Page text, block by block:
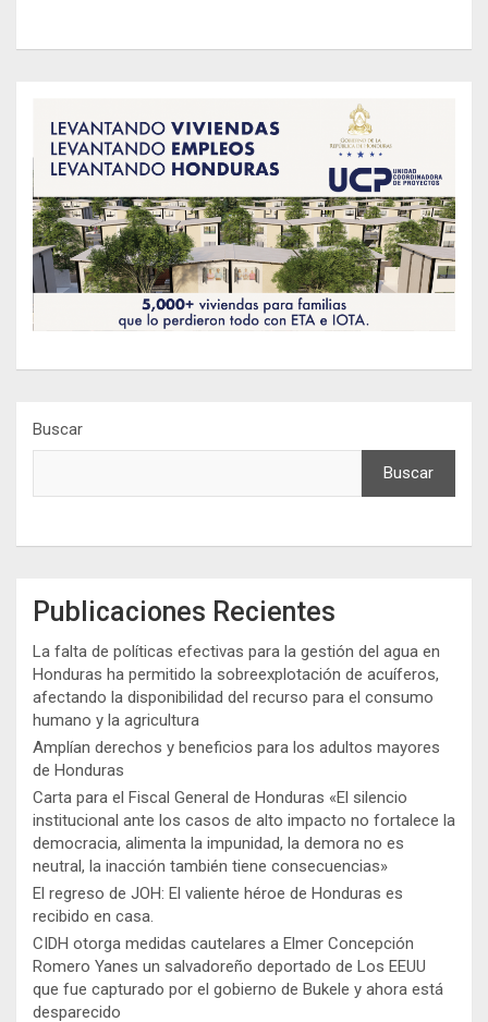
Buscar
Buscar
Publicaciones Recientes
La falta de políticas efectivas para la gestión del agua en
Honduras ha permitido la sobreexplotación de acuíferos,
afectando la disponibilidad del recurso para el consumo
humano y la agricultura
Amplían derechos y beneficios para los adultos mayores
de Honduras
Carta para el Fiscal General de Honduras «El silencio
institucional ante los casos de alto impacto no fortalece la
democracia, alimenta la impunidad, la demora no es
neutral, la inacción también tiene consecuencias»
El regreso de JOH: El valiente héroe de Honduras es
recibido en casa.
CIDH otorga medidas cautelares a Elmer Concepción
Romero Yanes un salvadoreño deportado de Los EEUU
que fue capturado por el gobierno de Bukele y ahora está
desparecido